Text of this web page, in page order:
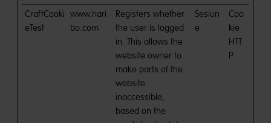
CraftCooki
eTest
www.hari
bo.com
Registers whether
the user is logged
in. This allows the
website owner to
make parts of the
website
inaccessible,
based on the
Sesiun
e
Coo
kie
HTT
P